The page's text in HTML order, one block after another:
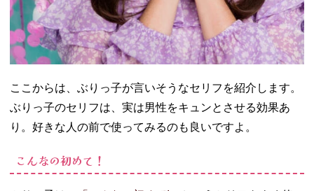
動に注意しよう
ここからは、ぶりっ子が言いそうなセリフを紹介します。
ぶりっ子のセリフは、実は男性をキュンとさせる効果あ
り。好きな人の前で使ってみるのも良いですよ。
こんなの初めて！